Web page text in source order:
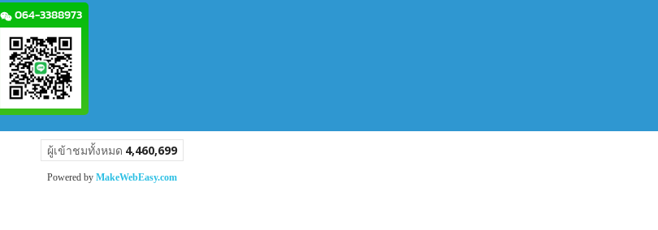
064-3388973
ผู้เข้าชมวันนี้ 1,058
Powered by MakeWebEasy.com